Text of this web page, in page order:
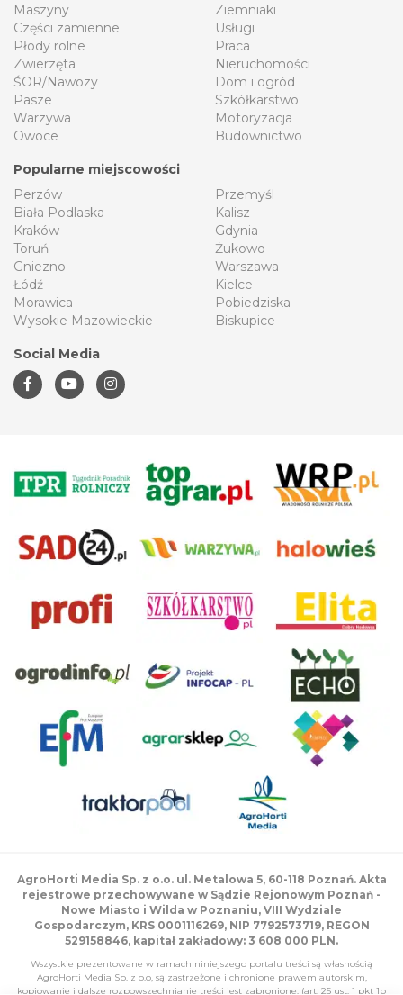
Maszyny
Części zamienne
Płody rolne
Zwierzęta
ŚOR/Nawozy
Pasze
Warzywa
Owoce
Ziemniaki
Usługi
Praca
Nieruchomości
Dom i ogród
Szkółkarstwo
Motoryzacja
Budownictwo
Popularne miejscowości
Perzów
Biała Podlaska
Kraków
Toruń
Gniezno
Łódź
Morawica
Wysokie Mazowieckie
Przemyśl
Kalisz
Gdynia
Żukowo
Warszawa
Kielce
Pobiedziska
Biskupice
Social Media
AgroHorti Media Sp. z o.o. ul. Metalowa 5, 60-118 Poznań. Akta
rejestrowe przechowywane w Sądzie Rejonowym Poznań -
Nowe Miasto i Wilda w Poznaniu, VIII Wydziale
Gospodarczym, KRS 0001116269, NIP 7792573719, REGON
529158846, kapitał zakładowy: 3 608 000 PLN.
Wszystkie prezentowane w ramach niniejszego portalu treści są własnością
AgroHorti Media Sp. z o.o, są zastrzeżone i chronione prawem autorskim,
kopiowanie i dalsze rozpowszechnianie treści jest zabronione. (art. 25 ust. 1 pkt 1b